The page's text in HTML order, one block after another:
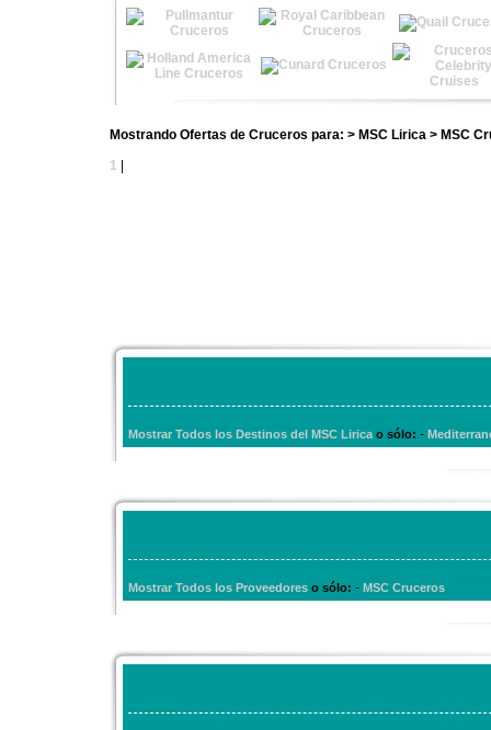
Mostrando Ofertas de Cruceros para: > MSC Lirica > MSC
1
Mostrar Todos los Destinos del MSC Lirica o sólo: -
Mostrar Todos los Proveedores o sólo: - MSC Cruceros